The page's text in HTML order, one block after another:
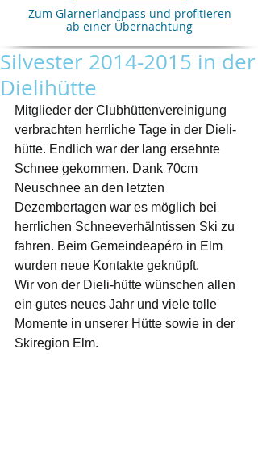
Zum Glarnerlandpass und profitieren
ab einer Übernachtung
Silvester 2014-2015 in der
Dielihütte
Mitglieder der Clubhüttenvereinigung
verbrachten herrliche Tage in der Dieli-
hütte. Endlich war der lang ersehnte
Schnee gekommen. Dank 70cm
Neuschnee an den letzten
Dezembertagen war es möglich bei
herrlichen Schneeverhälntissen Ski zu
fahren. Beim Gemeindeapéro in Elm
wurden neue Kontakte geknüpft.
Wir von der Dieli-hütte wünschen allen
ein gutes neues Jahr und viele tolle
Momente in unserer Hütte sowie in der
Skiregion Elm.